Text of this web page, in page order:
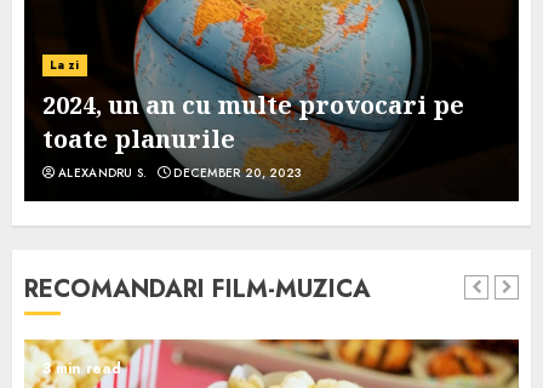
La zi
2024, un an cu multe provocari pe
toate planurile
ALEXANDRU S. DECEMBER 20, 2023
RECOMANDARI FILM-MUZICA
3 min read